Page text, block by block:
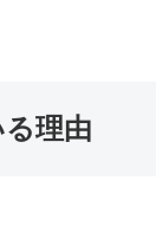
理由